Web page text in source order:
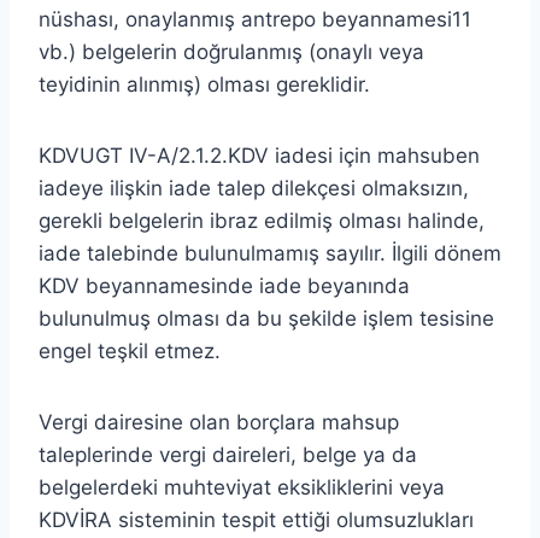
nüshası, onaylanmış antrepo beyannamesi11
vb.) belgelerin doğrulanmış (onaylı veya
teyidinin alınmış) olması gereklidir.
KDVUGT IV-A/2.1.2.KDV iadesi için mahsuben
iadeye ilişkin iade talep dilekçesi olmaksızın,
gerekli belgelerin ibraz edilmiş olması halinde,
iade talebinde bulunulmamış sayılır. İlgili dönem
KDV beyannamesinde iade beyanında
bulunulmuş olması da bu şekilde işlem tesisine
engel teşkil etmez.
Vergi dairesine olan borçlara mahsup
taleplerinde vergi daireleri, belge ya da
belgelerdeki muhteviyat eksikliklerini veya
KDVİRA sisteminin tespit ettiği olumsuzlukları